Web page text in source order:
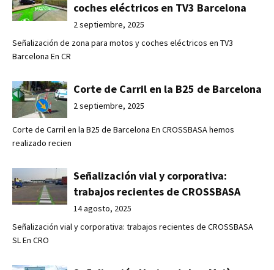
coches eléctricos en TV3 Barcelona
2 septiembre, 2025
Señalización de zona para motos y coches eléctricos en TV3
Barcelona En CR
Corte de Carril en la B25 de Barcelona
2 septiembre, 2025
Corte de Carril en la B25 de Barcelona En CROSSBASA hemos
realizado recien
Señalización vial y corporativa:
trabajos recientes de CROSSBASA
14 agosto, 2025
Señalización vial y corporativa: trabajos recientes de CROSSBASA
SL En CRO